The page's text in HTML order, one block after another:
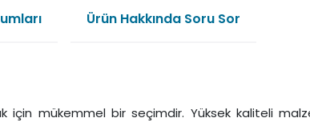
Ürün Hakkında Soru Sor
mükemmel bir seçimdir. Yüksek kaliteli